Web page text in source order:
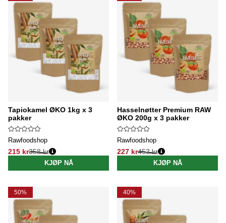
Tapiokamel ØKO 1kg x 3
pakker
Rawfoodshop
215 kr
Vanlig pris:
358 kr
KJØP NÅ
Hasselnøtter Premium RAW
ØKO 200g x 3 pakker
Rawfoodshop
227 kr
Vanlig pris:
453 kr
KJØP NÅ
50% 40%